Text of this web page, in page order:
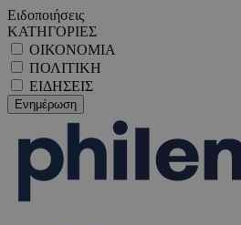
Ειδοποιήσεις
ΚΑΤΗΓΟΡΙΕΣ
ΟΙΚΟΝΟΜΙΑ
ΠΟΛΙΤΙΚΗ
ΕΙΔΗΣΕΙΣ